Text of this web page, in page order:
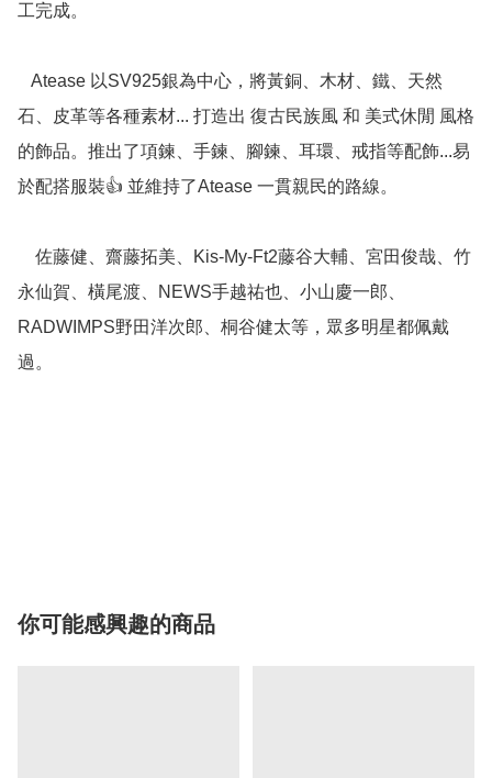
工完成。
石、皮革等各種素材... 打造出 復古民族風 和 美式休閒 風格
的飾品。推出了項鍊、手鍊、腳鍊、耳環、戒指等配飾...易
於配搭服裝👍 並維持了Atease 一貫親民的路線。
永仙賀、橫尾渡、NEWS手越祐也、小山慶一郎、
RADWIMPS野田洋次郎、桐谷健太等，眾多明星都佩戴
過。
你可能感興趣的商品